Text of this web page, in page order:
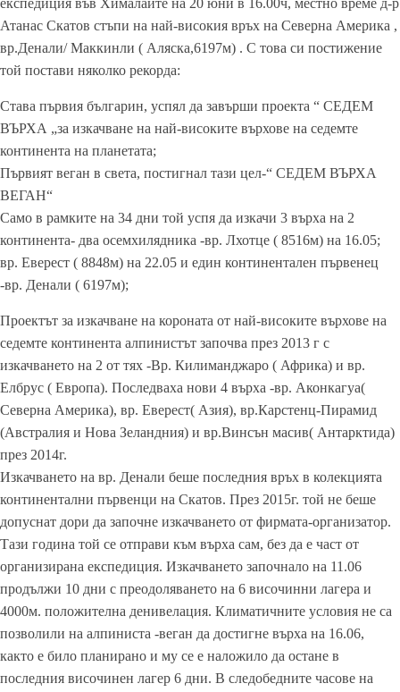
експедиция във Хималаите на 20 юни в 16.00ч, местно време д-р
Атанас Скатов стъпи на най-високия връх на Северна Америка ,
вр.Денали/ Маккинли ( Аляска,6197м) . С това си постижение
той постави няколко рекорда:
Става първия българин, успял да завърши проекта “ СЕДЕМ
ВЪРХА „за изкачване на най-високите върхове на седемте
континента на планетата;
Първият веган в света, постигнал тази цел-“ СЕДЕМ ВЪРХА
ВЕГАН“
Само в рамките на 34 дни той успя да изкачи 3 върха на 2
континента- два осемхилядника -вр. Лхотце ( 8516м) на 16.05;
вр. Еверест ( 8848м) на 22.05 и един континентален първенец
-вр. Денали ( 6197м);
Проектът за изкачване на короната от най-високите върхове на
седемте континента алпинистът започва през 2013 г с
изкачването на 2 от тях -Вр. Килиманджаро ( Африка) и вр.
Елбрус ( Европа). Последваха нови 4 върха -вр. Аконкагуа(
Северна Америка), вр. Еверест( Азия), вр.Карстенц-Пирамид
(Австралия и Нова Зеландния) и вр.Винсън масив( Антарктида)
през 2014г.
Изкачването на вр. Денали беше последния връх в колекцията
континентални първенци на Скатов. През 2015г. той не беше
допуснат дори да започне изкачването от фирмата-организатор.
Тази година той се отправи към върха сам, без да е част от
организирана експедиция. Изкачването започнало на 11.06
продължи 10 дни с преодоляването на 6 височинни лагера и
4000м. положителна денивелация. Климатичните условия не са
позволили на алпиниста -веган да достигне върха на 16.06,
както е било планирано и му се е наложило да остане в
последния височинен лагер 6 дни. В следобедните часове на